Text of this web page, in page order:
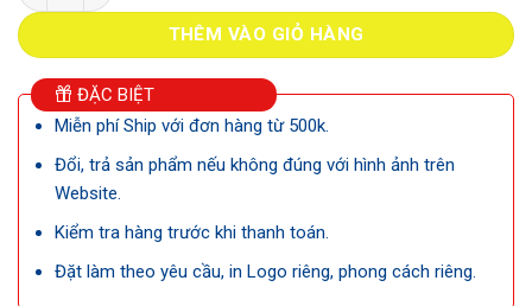
THÊM VÀO GIỎ HÀNG
ĐẶC BIỆT
Miễn phí Ship với đơn hàng từ 500k.
Đổi, trả sản phẩm nếu không đúng với hình ảnh trên
Website.
Kiểm tra hàng trước khi thanh toán.
Đặt làm theo yêu cầu, in Logo riêng, phong cách riêng.